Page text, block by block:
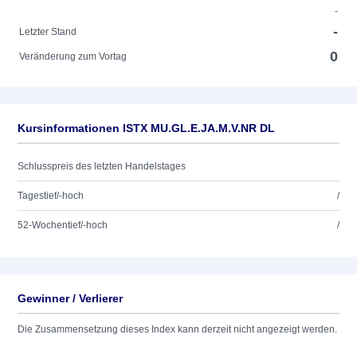
-
Letzter Stand
-
Veränderung zum Vortag 0
Kursinformationen ISTX MU.GL.E.JA.M.V.NR DL
Schlusspreis des letzten Handelstages
Tagestief/-hoch /
52-Wochentief/-hoch /
Gewinner / Verlierer
Die Zusammensetzung dieses Index kann derzeit nicht angezeigt werden.